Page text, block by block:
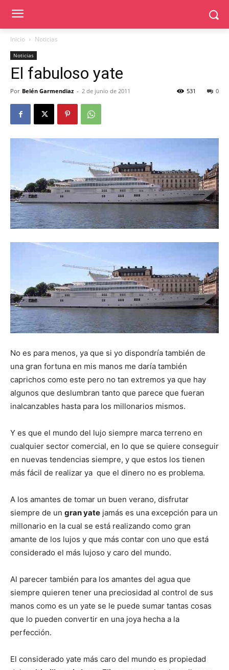
Inicio Noticias
Noticias
El fabuloso yate
Por Belén Garmendiaz - 2 de junio de 2011 0
531
No es para menos, ya que si yo dispondría también de
una gran fortuna en mis manos me daría también
caprichos como este pero no tan extremos ya que hay
algunos que deslumbran tanto que parece que fueran
inalcanzables hasta para los millonarios mismos.
Y es que el mundo del lujo siempre marca terreno en
cualquier sector comercial, en lo que se quiere conseguir
en nuevas tendencias siempre, y que estos los tienen
más fácil de realizar ya que el dinero no es problema.
A los amantes de tomar un buen verano, disfrutar
siempre de un gran yate jamás es una excepción para un
millonario en la cual se está realizando como gran
amante de los lujos y que más contar con uno que está
considerado el más lujoso y caro del mundo.
Al parecer también para los amantes del agua que
siempre quieren tener una preciosidad al control de sus
manos como es un yate se le puede sumar tantas cosas
que lo pueden convertir en una joya hecha a la
perfección.
El considerado yate más caro del mundo es propiedad